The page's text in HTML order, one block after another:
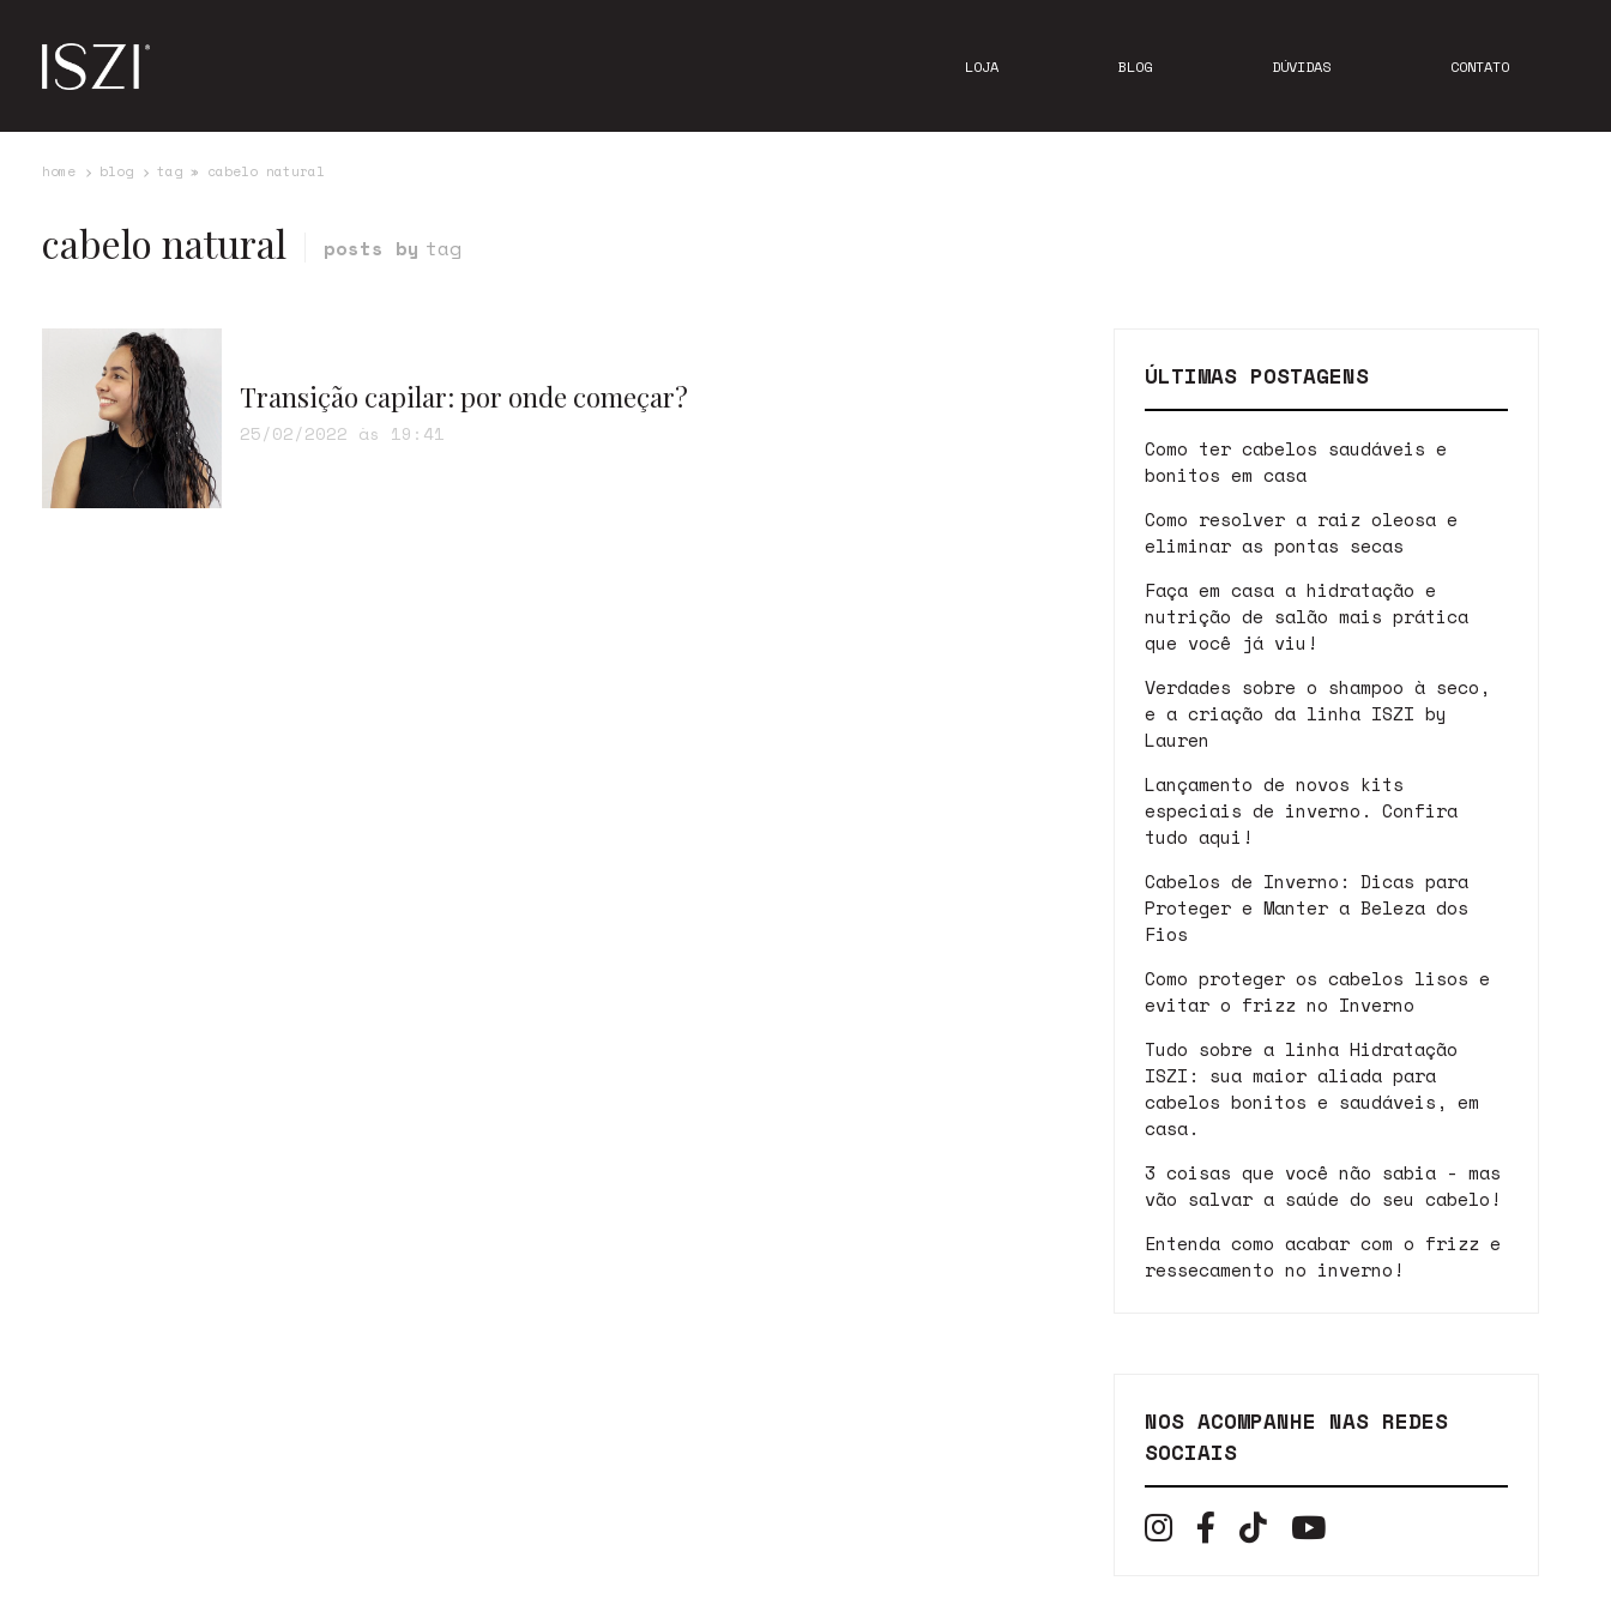
LOJA BLOG DÚVIDAS CONTATO
home blog tag » cabelo natural
cabelo natural posts by tag
Transição capilar: por onde começar?
25/02/2022 às 19:41
ÚLTIMAS POSTAGENS
Como ter cabelos saudáveis e
bonitos em casa
Como resolver a raiz oleosa e
eliminar as pontas secas
Faça em casa a hidratação e
nutrição de salão mais prática
que você já viu!
Verdades sobre o shampoo à seco,
e a criação da linha ISZI by
Lauren
Lançamento de novos kits
especiais de inverno. Confira
tudo aqui!
Cabelos de Inverno: Dicas para
Proteger e Manter a Beleza dos
Fios
Como proteger os cabelos lisos e
evitar o frizz no Inverno
Tudo sobre a linha Hidratação
ISZI: sua maior aliada para
cabelos bonitos e saudáveis, em
casa.
3 coisas que você não sabia - mas
vão salvar a saúde do seu cabelo!
Entenda como acabar com o frizz e
ressecamento no inverno!
NOS ACOMPANHE NAS REDES
SOCIAIS